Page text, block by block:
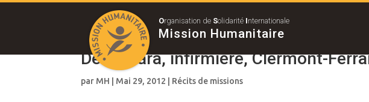
Organisation de Solidarité Internationale
Mission Humanitaire
De Tamara, infirmière, Clermont-
par MH Mai 29, 2012 Récits de missions